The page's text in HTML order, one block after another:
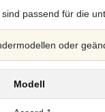
passend für die
oder
Modell